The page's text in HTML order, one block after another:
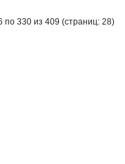
по 330 из 409 (страниц: 28)